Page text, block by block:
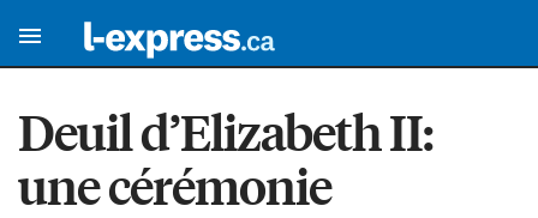
Deuil d’Elizabeth II:
une cérémonie